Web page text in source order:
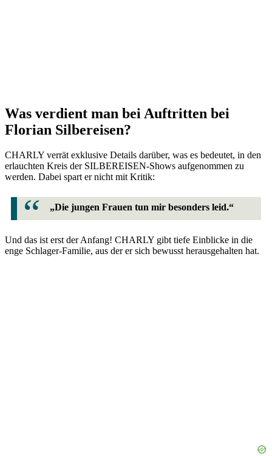
Was verdient man bei Auftritten bei
Florian Silbereisen?
CHARLY verrät exklusive Details darüber, was es bedeutet, in den
erlauchten Kreis der SILBEREISEN-Shows aufgenommen zu
werden. Dabei spart er nicht mit Kritik:
„Die jungen Frauen tun mir besonders leid.“
Und das ist erst der Anfang! CHARLY gibt tiefe Einblicke in die
enge Schlager-Familie, aus der er sich bewusst herausgehalten hat.